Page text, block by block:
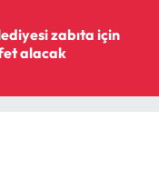
zabıta için
alacak